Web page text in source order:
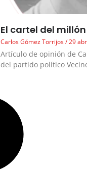
El cartel del
Carlos Gómez Torrijos 29
Artículo de opinión de
del partido político